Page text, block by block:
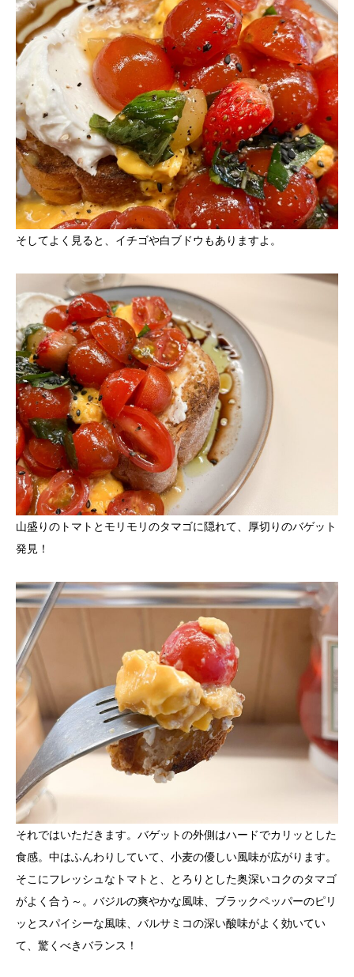
そしてよく見ると、イチゴや白ブドウもありますよ。
山盛りのトマトとモリモリのタマゴに隠れて、厚切りのバゲット
発見！
それではいただきます。バゲットの外側はハードでカリッとした
食感。中はふんわりしていて、小麦の優しい風味が広がります。
そこにフレッシュなトマトと、とろりとした奥深いコクのタマゴ
がよく合う～。バジルの爽やかな風味、ブラックペッパーのピリ
ッとスパイシーな風味、バルサミコの深い酸味がよく効いてい
て、驚くべきバランス！